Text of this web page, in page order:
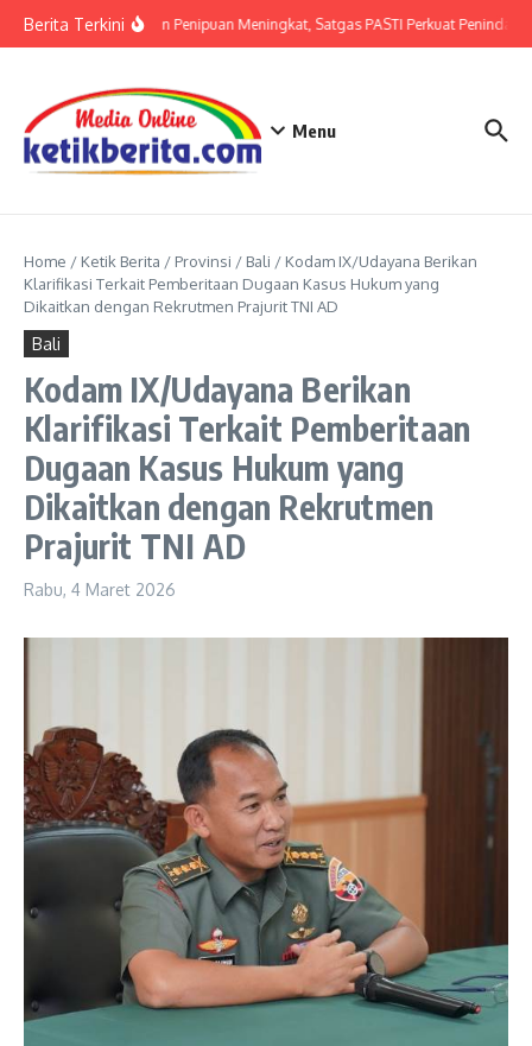
Berita TerkiniAncaman Penipuan Meningkat, Satgas PASTI Perkuat Penindakan
Menu
Home / Ketik Berita / Provinsi / Bali / Kodam IX/Udayana Berikan
Klarifikasi Terkait Pemberitaan Dugaan Kasus Hukum yang
Dikaitkan dengan Rekrutmen Prajurit TNI AD
Bali
Kodam IX/Udayana Berikan
Klarifikasi Terkait Pemberitaan
Dugaan Kasus Hukum yang
Dikaitkan dengan Rekrutmen
Prajurit TNI AD
Rabu, 4 Maret 2026